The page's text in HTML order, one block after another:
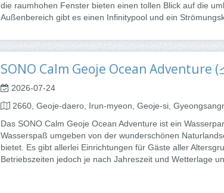
die raumhohen Fenster bieten einen tollen Blick auf die
Außenbereich gibt es einen Infinitypool und ein
SONO Calm Geoje Ocean Adventure (
2026-07-24
2660, Geoje-daero, Irun-myeon, Geoje-si,
Das SONO Calm Geoje Ocean Adventure ist ein
Wasserspaß umgeben von der wunderschönen
bietet. Es gibt allerlei Einrichtungen für Gäste aller
Betriebszeiten jedoch je nach Jahreszeit und Wetterlage